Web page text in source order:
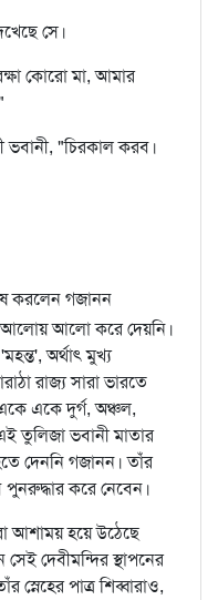
সে।
কোরো মা, আমার
ভবানী, "চিরকাল করব।
করলেন গজানন
আলো করে দেয়নি।
অর্থাৎ মুখ্য
রাজ্য সারা ভারতে
একে দুর্গ, অঞ্চল,
তুলিজা ভবানী মাতার
দেননি গজানন। তাঁর
পুনরুদ্ধার করে নেবেন।
আশাময় হয়ে উঠেছে
দেবীমন্দির স্থাপনের
পাত্র শিব্বারাও,